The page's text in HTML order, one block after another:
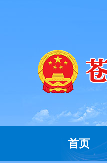
首页